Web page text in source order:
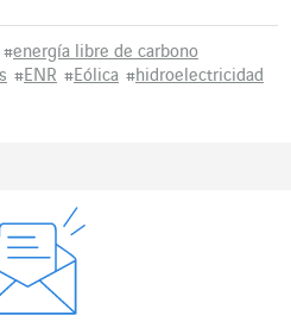
#energía libre de carbono
#ENR #Eólica #hidroelectricidad